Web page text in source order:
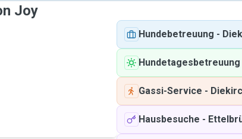
Joy
Hundebetreuung -
Hundetagesbetreuung
Gassi-Service -
Hausbesuche -